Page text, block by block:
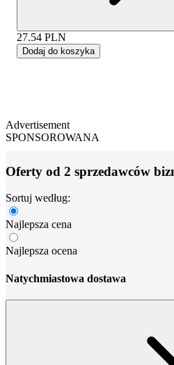
27.54 PLN
Dodaj do koszyka
Advertisement
SPONSOROWANA
Oferty od 2 sprzedawców
Sortuj według:
Najlepsza cena
Najlepsza ocena
Natychmiastowa dostawa